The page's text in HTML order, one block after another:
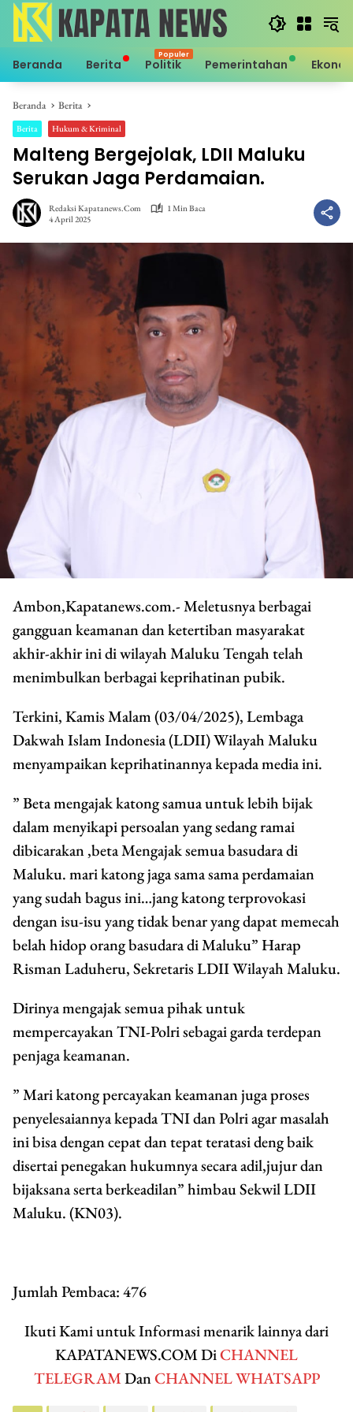
Langsung
konten
Beranda Berita Politik Pemerintahan
Beranda Berita
Berita Hukum & Kriminal
Malteng Bergejolak, LDII Maluku
Serukan Jaga Perdamaian.
Redaksi Kapatanews.com
1 Min Baca
4 April 2025
Ambon,Kapatanews.com.- Meletusnya berbagai
gangguan keamanan dan ketertiban masyarakat
akhir-akhir ini di wilayah Maluku Tengah telah
menimbulkan berbagai keprihatinan pubik.
Terkini, Kamis Malam (03/04/2025), Lembaga
Dakwah Islam Indonesia (LDII) Wilayah Maluku
menyampaikan keprihatinannya kepada media ini.
” Beta mengajak katong samua untuk lebih bijak
dalam menyikapi persoalan yang sedang ramai
dibicarakan ,beta Mengajak semua basudara di
Maluku. mari katong jaga sama sama perdamaian
yang sudah bagus ini…jang katong terprovokasi
dengan isu-isu yang tidak benar yang dapat memecah
belah hidop orang basudara di Maluku” Harap
Risman Laduheru, Sekretaris LDII Wilayah Maluku.
Dirinya mengajak semua pihak untuk
mempercayakan TNI-Polri sebagai garda terdepan
penjaga keamanan.
” Mari katong percayakan keamanan juga proses
penyelesaiannya kepada TNI dan Polri agar masalah
ini bisa dengan cepat dan tepat teratasi deng baik
disertai penegakan hukumnya secara adil,jujur dan
bijaksana serta berkeadilan” himbau Sekwil LDII
Maluku. (KN03).
Jumlah Pembaca:476
Ikuti Kami untuk Informasi menarik lainnya dari
KAPATANEWS.COM DiCHANNEL
TELEGRAMDanCHANNEL WHATSAPP